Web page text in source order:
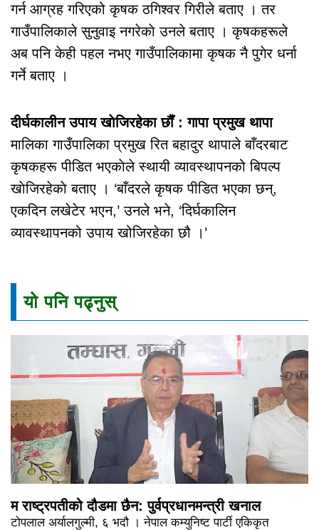
गर्न आग्रह गरिएको कृषक ठगिश्वर गिरीले बताए । तर
गाउँपालिकाले सुनुवाइ नगरेकाे उनले बताए । कृषकहरूले
अब पनि केही पहल नभए गाउँपालिकामा कृषक नै पुगेर धर्ना
गर्ने बताए ।
दीर्घकालीन उपाय खाेजिरहेका छाैँ : गापा प्रमुख थापा
मालिका गाउँपालिका प्रमुख रित बहादुर थापाले बाँदरबाट
कृषकहरू पीडित भएकाेले स्थायी व्यावस्थापनको बिपल्प
खाेजिरहेकाे बताए । ‘बाँदरले कृषक पीडित भएका छन्,
एकदिन लखेटेर भएन,’ उनले भने, ‘दिर्घकालिन
व्यावस्थापनको उपाय खोजिरहेका छौ ।’
यो पनि पढ्नुस्
म राष्ट्रपतीको दौडमा छैन: पुर्वप्रधानमन्त्री खनाल
टोपलाल अर्यालगुल्मी, ६ भदौ । नेपाल कम्युनिष्ट पार्टी एकिकृत